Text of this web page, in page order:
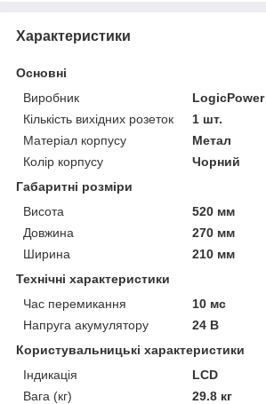
Характеристики
Основні
Виробник
LogicPower
Кількість вихідних розеток
1 шт.
Матеріал корпусу
Метал
Колір корпусу
Чорний
Габаритні розміри
Висота
520 мм
Довжина
270 мм
Ширина
210 мм
Технічні характеристики
Час перемикання
10 мс
Напруга акумулятору
24 В
Користувальницькі характеристики
Індикація
LCD
Вага (кг)
29.8 кг